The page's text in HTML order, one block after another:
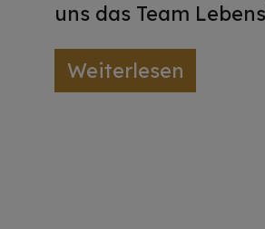
uns das Team
Weiterlesen